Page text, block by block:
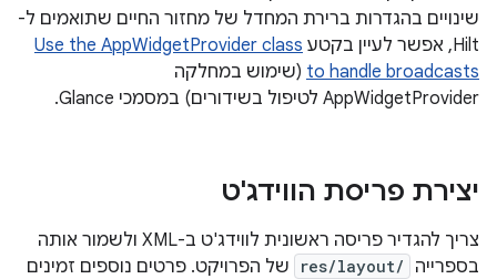
שינויים בהגדרות ברירת המחדל של מחזור החיים שתואמים ל-
Hilt, אפשר לעיין בקטע
Use the AppWidgetProvider class
to handle broadcasts (שימוש במחלקה
AppWidgetProvider לטיפול בשידורים) במסמכי Glance.
יצירת פריסת הווידג'ט
צריך להגדיר פריסה ראשונית לווידג'ט ב-XML ולשמור אותה
בספרייה
res/layout/
של הפרויקט. פרטים נוספים זמינים